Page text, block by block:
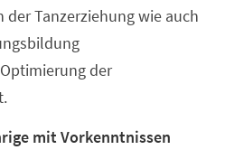
Tanzerziehung wie auch
der
mit Vorkenntnissen